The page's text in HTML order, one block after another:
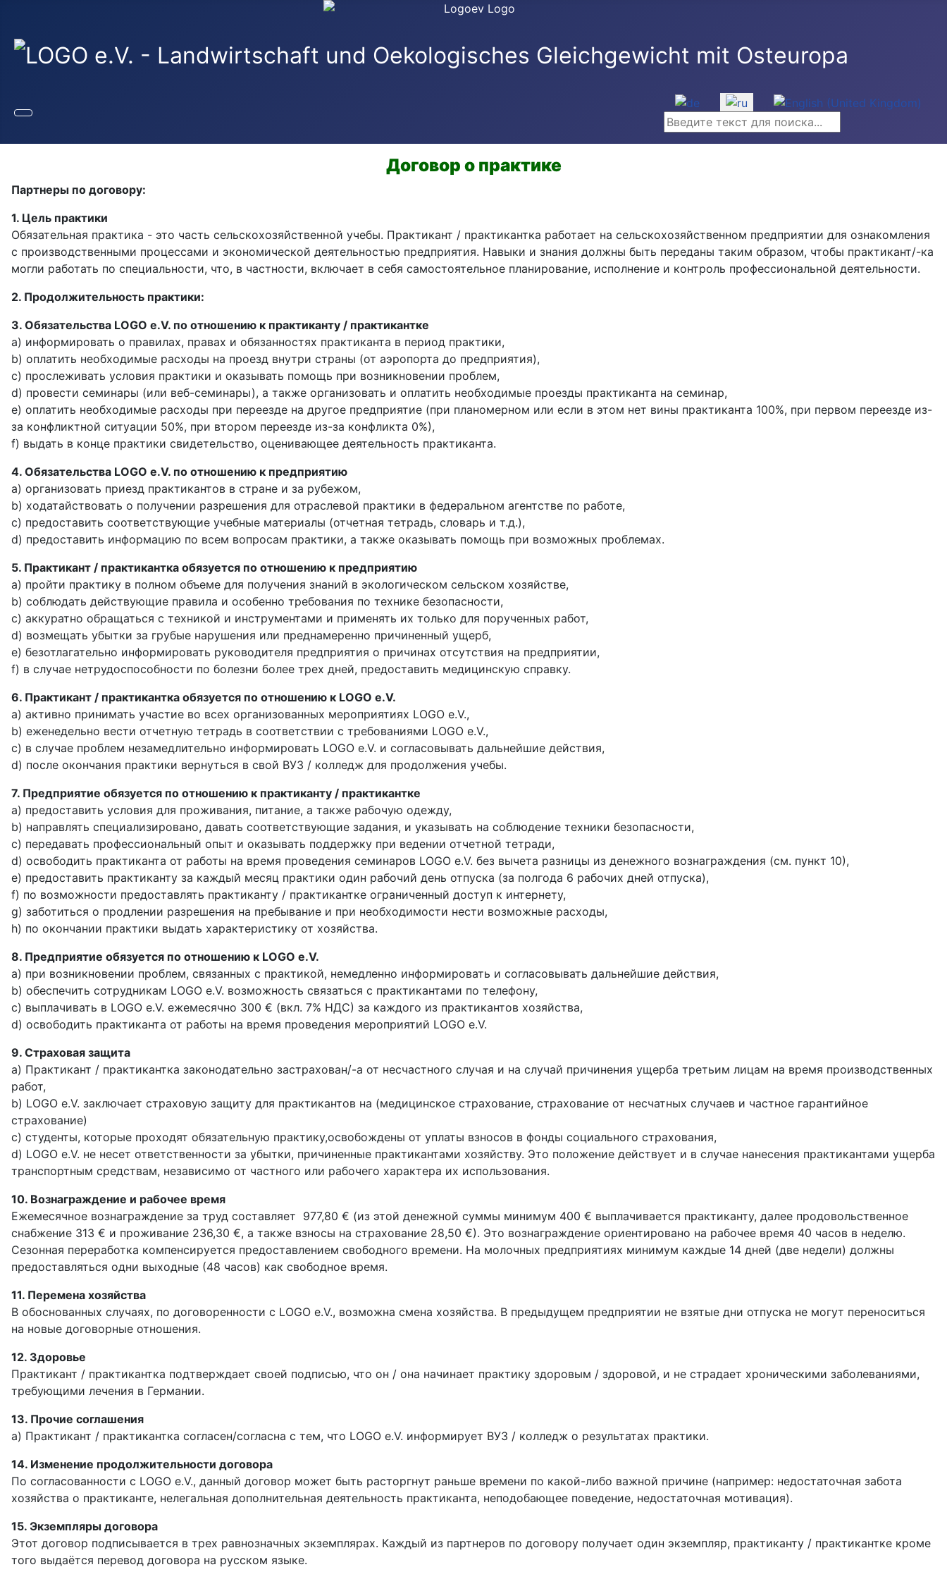
Выберите язык
Искать...
Договор о практике
Партнеры по договору:
1. Цель практики
Обязательная практика - это часть сельскохозяйственной учебы. Практикант / практикантка работает на сельскохозяйственном предприятии для ознакомления
с производственными процессами и экономической деятельностью предприятия. Навыки и знания должны быть переданы таким образом, чтобы практикант/-ка
могли работать по специальности, что, в частности, включает в себя самостоятельное планирование, исполнение и контроль профессиональной деятельности.
2. Продолжительность практики:
3. Обязательства LOGO e.V. по отношению к практиканту / практикантке
a) информировать о правилах, правах и обязанностях практиканта в период практики,
b) оплатить необходимые расходы на проезд внутри страны (от аэропорта до предприятия),
c) прослеживать условия практики и оказывать помощь при возникновении проблем,
d) провести семинары (или веб-семинары), а также организовать и оплатить необходимые проезды практиканта на семинар,
e) оплатить необходимые расходы при переезде на другое предприятие (при планомерном или если в этом нет вины практиканта 100%, при первом переезде из-
за конфликтной ситуации 50%, при втором переезде из-за конфликта 0%),
f) выдать в конце практики свидетельство, оценивающее деятельность практиканта.
4. Обязательства LOGO e.V. по отношению к предприятию
a) организовать приезд практикантов в стране и за рубежом,
b) ходатайствовать о получении разрешения для отраслевой практики в федеральном агентстве по работе,
c) предоставить соответствующие учебные материалы (отчетная тетрадь, словарь и т.д.),
d) предоставить информацию по всем вопросам практики, а также оказывать помощь при возможных проблемах.
5. Практикант / практикантка обязуется по отношению к предприятию
a) пройти практику в полном объеме для получения знаний в экологическом сельском хозяйстве,
b) соблюдать действующие правила и особенно требования по технике безопасности,
c) аккуратно обращаться с техникой и инструментами и применять их только для порученных работ,
d) возмещать убытки за грубые нарушения или преднамеренно причиненный ущерб,
e) безотлагательно информировать руководителя предприятия о причинах отсутствия на предприятии,
f) в случае нетрудоспособности по болезни более трех дней, предоставить медицинскую справку.
6. Практикант / практикантка обязуется по отношению к LOGO e.V.
a) активно принимать участие во всех организованных мероприятиях LOGO e.V.,
b) еженедельно вести отчетную тетрадь в соответствии с требованиями LOGO e.V.,
c) в случае проблем незамедлительно информировать LOGO e.V. и согласовывать дальнейшие действия,
d) после окончания практики вернуться в свой ВУЗ / колледж для продолжения учебы.
7. Предприятие обязуется по отношeнию к практиканту / практикантке
a) предоставить условия для проживания, питание, а также рабочую одежду,
b) направлять специализировано, давать соответствующие задания, и указывать на соблюдение техники безопасности,
c) передавать профессиональный опыт и оказывать поддержку при ведении отчетной тетради,
d) освободить практиканта от работы на время проведения семинаров LOGO e.V. без вычета разницы из денежного вознаграждения (см. пункт 10),
e) предоставить практиканту за каждый месяц практики один рабочий день отпуска (за полгода 6 рабочих дней отпуска),
f) по возможности предоставлять практиканту / практикантке ограниченный доступ к интернету,
g) заботиться о продлении разрешения на пребывание и при необходимости нести возможные расходы,
h) по окончании практики выдать характеристику от хозяйства.
8. Предприятие обязуется по отношению к LOGO e.V.
a) при возникновении проблем, связанных с практикой, немедленно информировать и согласовывать дальнейшие действия,
b) обеспечить сотрудникам LOGO e.V. возможность связаться с практикантами по телефону,
c) выплачивать в LOGO e.V. ежемесячно 300 € (вкл. 7% НДС) за каждого из практикантов хозяйства,
d) освободить практиканта от работы на время проведения мероприятий LOGO e.V.
9. Страховая защита
a) Практикант / практикантка законодательно застрахован/-а от несчастного случая и на случай причинения ущерба третьим лицам на время производственных
работ,
b) LOGO e.V. заключает страховую защиту для практикантов на (медицинское страхование, страхование от несчатных случаев и частное гарантийное
страхование)
c) студенты, которые проходят обязательную практику,освобождены от уплаты взносов в фонды социального страхования,
d) LOGO e.V. не несет ответственности за убытки, причиненные практикантами хозяйству. Это положение действует и в случае нанесения практикантами ущерба
транспортным средствам, независимо от частного или рабочего характера их использования.
10. Вознаграждение и рабочее время
Ежемесячное вознаграждение за труд составляет 977,80 € (из этой денежной суммы минимум 400 € выплачивается практиканту, далее продовольственное
снабжение 313 € и проживание 236,30 €, а также взносы на страхование 28,50 €). Это вознаграждение ориентированo на рабочее время 40 часов в неделю.
Сезонная переработка компенсируется предоставлением свободного времени. На молочных предприятиях минимум каждые 14 дней (две недели) должны
предоставляться одни выходные (48 часов) как свободное время.
11. Перемена хозяйства
В обоснованных случаях, по договоренности с LOGO e.V., возможна смена хозяйства. В предыдущем предприятии не взятые дни отпуска не могут переноситься
на новые договорные отношения.
12. Здоровье
Практикант / практикантка подтверждает своей подписью, что он / она начинает практику здоровым / здоровой, и не страдает хроническими заболеваниями,
требующими лечения в Германии.
13. Прочие соглашения
a) Практикант / практикантка согласен/согласна с тем, что LOGO e.V. информирует ВУЗ / колледж о результатах практики.
14. Изменение продолжительности договора
По согласованности с LOGO e.V., данный договор может быть расторгнут раньше времени по какой-либо важной причине (например: недостаточная забота
хозяйства о практиканте, нелегальная дополнительная деятельность практиканта, неподобающее поведение, недостаточная мотивация).
15. Экземпляры договора
Этот договор подписывается в трех равнозначных экземплярах. Каждый из партнеров по договору получает один экземпляр, практиканту / практикантке кроме
того выдаётся перевод договора на русском языке.